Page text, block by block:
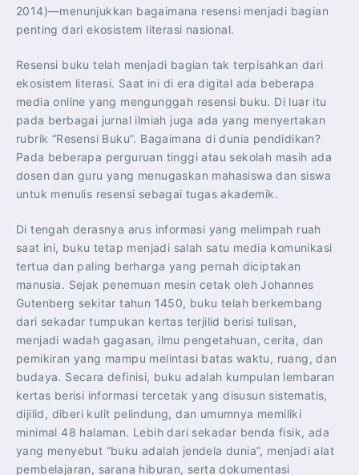
2014)—menunjukkan bagaimana resensi menjadi bagian
penting dari ekosistem literasi nasional.
Resensi buku telah menjadi bagian tak terpisahkan dari
ekosistem literasi. Saat ini di era digital ada beberapa
media online yang mengunggah resensi buku. Di luar itu
pada berbagai jurnal ilmiah juga ada yang menyertakan
rubrik “Resensi Buku”. Bagaimana di dunia pendidikan?
Pada beberapa perguruan tinggi atau sekolah masih ada
dosen dan guru yang menugaskan mahasiswa dan siswa
untuk menulis resensi sebagai tugas akademik.
Di tengah derasnya arus informasi yang melimpah ruah
saat ini, buku tetap menjadi salah satu media komunikasi
tertua dan paling berharga yang pernah diciptakan
manusia. Sejak penemuan mesin cetak oleh Johannes
Gutenberg sekitar tahun 1450, buku telah berkembang
dari sekadar tumpukan kertas terjilid berisi tulisan,
menjadi wadah gagasan, ilmu pengetahuan, cerita, dan
pemikiran yang mampu melintasi batas waktu, ruang, dan
budaya. Secara definisi, buku adalah kumpulan lembaran
kertas berisi informasi tercetak yang disusun sistematis,
dijilid, diberi kulit pelindung, dan umumnya memiliki
minimal 48 halaman. Lebih dari sekadar benda fisik, ada
yang menyebut “buku adalah jendela dunia”, menjadi alat
pembelajaran, sarana hiburan, serta dokumentasi